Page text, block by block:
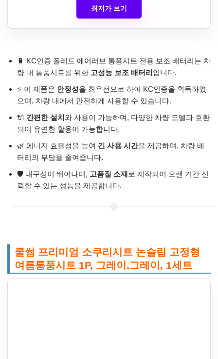
최저가 보기
🔋 KC인증 폴레드 에어러브 통풍시트 전용 보조 배터리는 차
량 내 통풍시트를 위한 고성능 보조 배터리입니다.
⚡ 이 제품은 안정성을 최우선으로 하여 KC인증을 획득하였
으며, 차량 내에서 안전하게 사용할 수 있습니다.
🔌 간편한 설치와 사용이 가능하며, 다양한 차량 모델과 호환
되어 유연한 활용이 가능합니다.
🌿 에너지 효율성을 높여 긴 사용 시간을 제공하며, 차량 배
터리의 부담을 줄여줍니다.
🛡️ 내구성이 뛰어나며, 고품질 소재 로 제작되어 오랜 기간 신
뢰할 수 있는 성능을 제공합니다.
쿨썸 프리미엄 소쿠리시트 논슬립 고정형
여름통풍시트 1P, 그레이,그레이, 1세트